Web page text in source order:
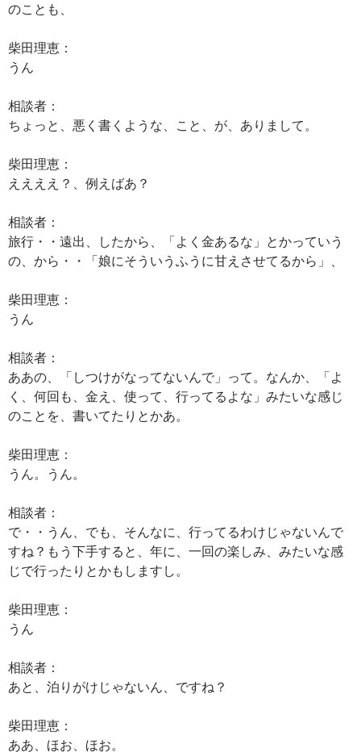
のことも、
柴田理恵：
うん
相談者：
ちょっと、悪く書くような、こと、が、ありまして。
柴田理恵：
ええええ？、例えばあ？
相談者：
旅行・・遠出、したから、「よく金あるな」とかっていう
の、から・・「娘にそういうふうに甘えさせてるから」、
柴田理恵：
うん
相談者：
ああの、「しつけがなってないんで」って。なんか、「よ
く、何回も、金え、使って、行ってるよな」みたいな感じ
のことを、書いてたりとかあ。
柴田理恵：
うん。うん。
相談者：
で・・うん、でも、そんなに、行ってるわけじゃないんで
すね？もう下手すると、年に、一回の楽しみ、みたいな感
じで行ったりとかもしますし。
柴田理恵：
うん
相談者：
あと、泊りがけじゃないん、ですね？
柴田理恵：
ああ、ほお、ほお。